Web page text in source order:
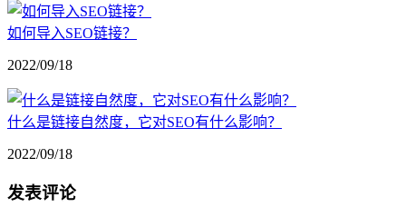
如何导入SEO链接？
2022/09/18
什么是链接自然度，它对SEO有什么影响？
2022/09/18
发表评论